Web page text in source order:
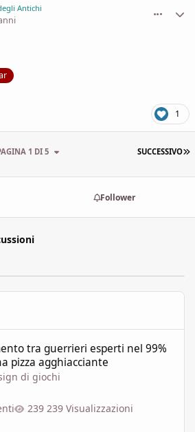
Antichi
1
SUCCESSIVO
1 DI 5
Follower
tra guerrieri esperti nel 99%
pizza agghiacciante
di giochi
239 Visualizzazioni